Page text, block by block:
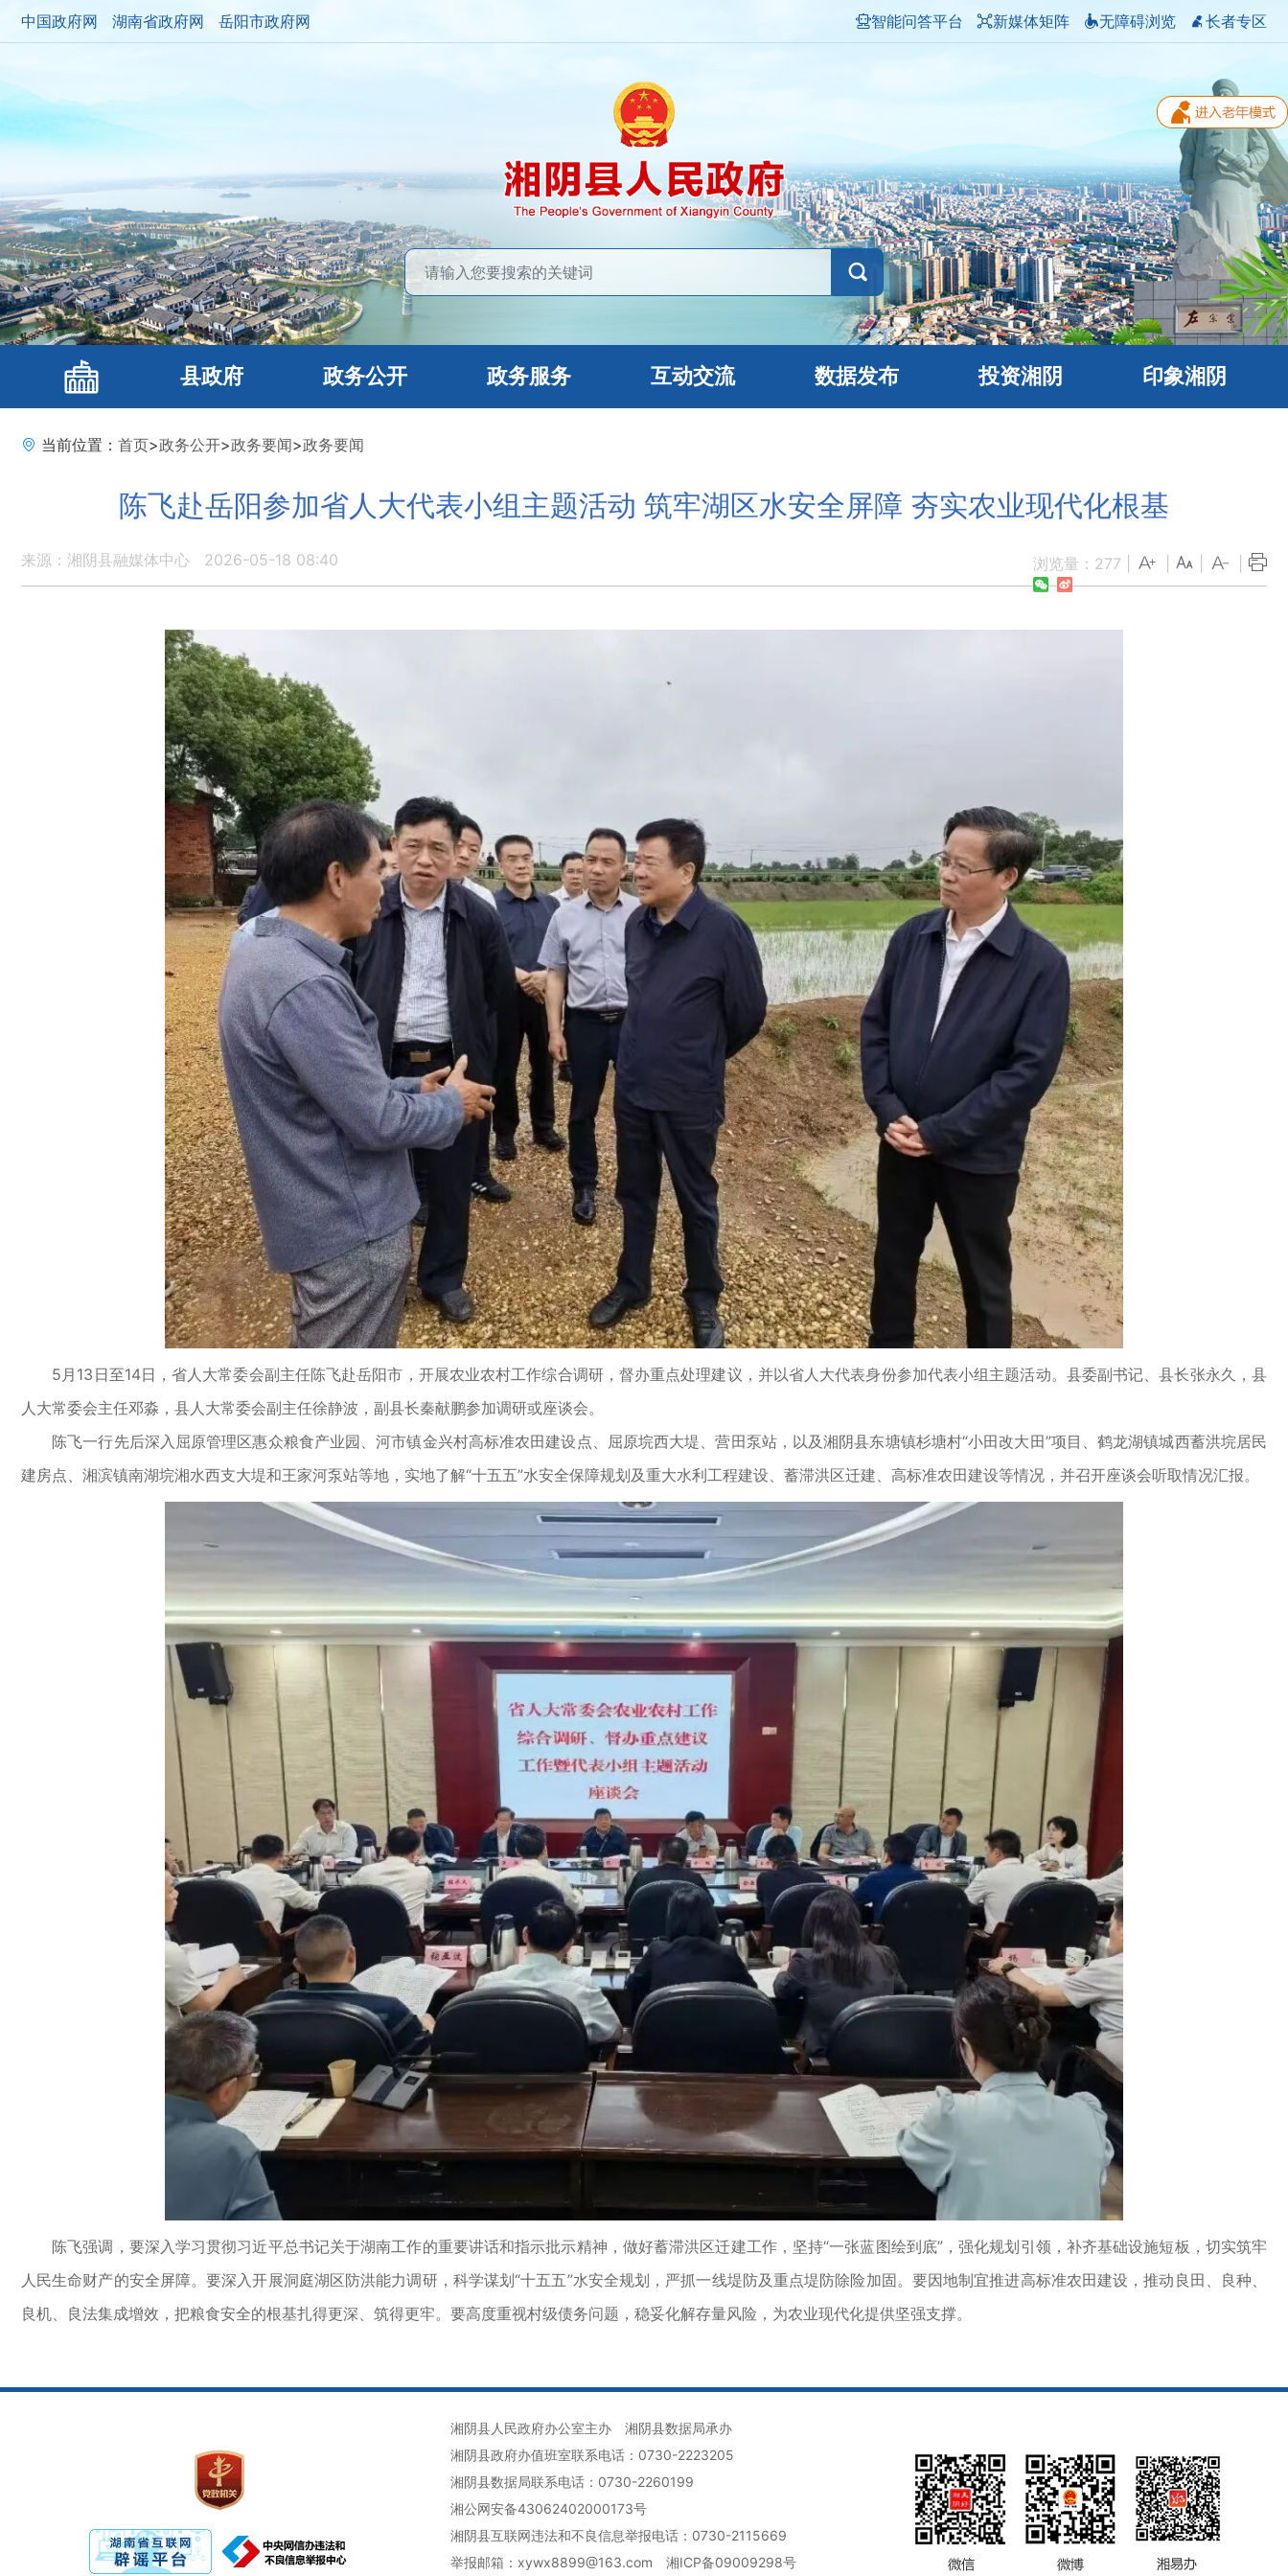
中国政府网 湖南省政府网 岳阳市政府网 智能问答平台 新媒体矩阵 无障碍浏览 长者专区
县政府 政务公开 政务服务 互动交流 数据发布 投资湘阴 印象湘阴
当前位置： 首页>政务公开>政务要闻>政务要闻
陈飞赴岳阳参加省人大代表小组主题活动 筑牢湖区水安全屏障 夯实农业现代化根基
来源：湘阴县融媒体中心 2026-05-18 08:40 浏览量： 277
5月13日至14日，省人大常委会副主任陈飞赴岳阳市，开展农业农村工作综合调研，督办重点处理建议，并以省人大代表身份参加代表小组主题活动。县委副书记、县长张永久，县
人大常委会主任邓淼，县人大常委会副主任徐静波，副县长秦献鹏参加调研或座谈会。
陈飞一行先后深入屈原管理区惠众粮食产业园、河市镇金兴村高标准农田建设点、屈原垸西大堤、营田泵站，以及湘阴县东塘镇杉塘村“小田改大田”项目、鹤龙湖镇城西蓄洪垸居民
建房点、湘滨镇南湖垸湘水西支大堤和王家河泵站等地，实地了解“十五五”水安全保障规划及重大水利工程建设、蓄滞洪区迁建、高标准农田建设等情况，并召开座谈会听取情况汇报。
陈飞强调，要深入学习贯彻习近平总书记关于湖南工作的重要讲话和指示批示精神，做好蓄滞洪区迁建工作，坚持“一张蓝图绘到底”，强化规划引领，补齐基础设施短板，切实筑牢
人民生命财产的安全屏障。要深入开展洞庭湖区防洪能力调研，科学谋划“十五五”水安全规划，严抓一线堤防及重点堤防除险加固。要因地制宜推进高标准农田建设，推动良田、良种、
良机、良法集成增效，把粮食安全的根基扎得更深、筑得更牢。要高度重视村级债务问题，稳妥化解存量风险，为农业现代化提供坚强支撑。
湘阴县人民政府办公室主办
湘阴县数据局承办
湘阴县政府办值班室联系电话：0730-2223205
湘阴县数据局联系电话：0730-2260199
湘公网安备43062402000173号
湘阴县互联网违法和不良信息举报电话：0730-2115669
举报邮箱：xywx8899@163.com
湘ICP备09009298号